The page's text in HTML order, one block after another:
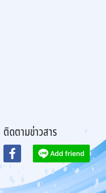
ติดตามข่าวสาร